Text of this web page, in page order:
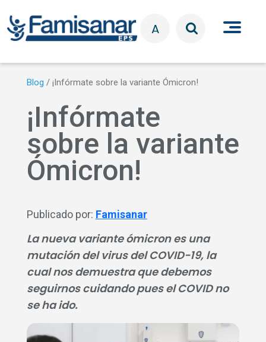
A
Blog / ¡Infórmate sobre la variante Ómicron!
¡Infórmate
sobre la variante
Ómicron!
Publicado por: Famisanar
La nueva variante ómicron es una
mutación del virus del COVID-19, la
cual nos demuestra que debemos
seguirnos cuidando pues el COVID no
se ha ido.